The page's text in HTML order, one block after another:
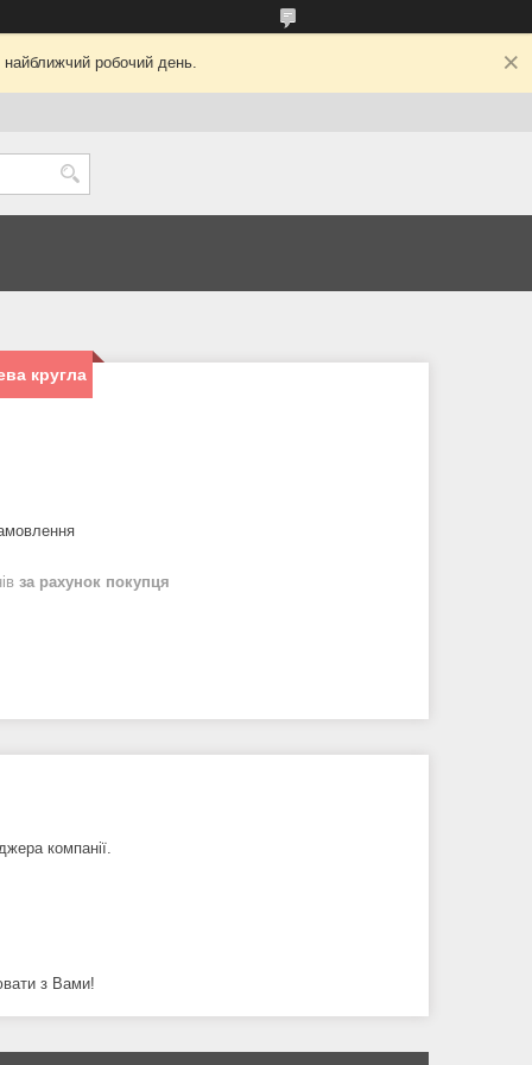
найближчий робочий день.
кругла
за рахунок покупця
компанії.
з Вами!